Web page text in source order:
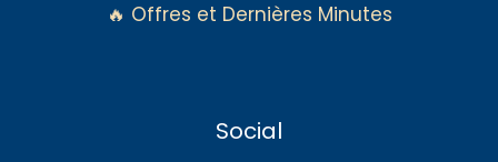
🔥 Offres et Dernières Minutes
Social